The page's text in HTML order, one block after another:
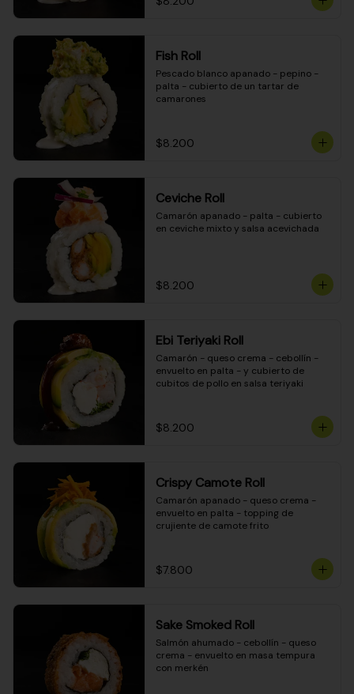
Fish Roll
Pescado blanco apanado - pepino -
palta - cubierto de un tartar de
camarones
$8.200
Ceviche Roll
Camarón apanado - palta - cubierto
en ceviche mixto y salsa acevichada
$8.200
Ebi Teriyaki Roll
Camarón - queso crema - cebollín -
envuelto en palta - y cubierto de
cubitos de pollo en salsa teriyaki
$8.200
Crispy Camote Roll
Camarón apanado - queso crema -
envuelto en palta - topping de
crujiente de camote frito
$7.800
Sake Smoked Roll
Salmón ahumado - cebollín - queso
crema - envuelto en masa tempura
con merkén